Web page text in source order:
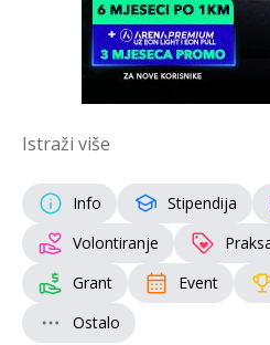
Istraži više
Info Stipendija
Volontiranje
Grant
Event
Ostalo